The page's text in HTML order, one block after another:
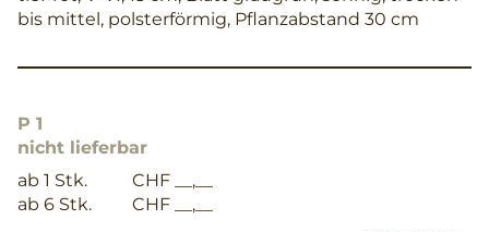
bis mittel, polsterförmig, Pflanzabstand 30 cm
P 1
nicht lieferbar
ab 1 Stk.
CHF __,__
ab 6 Stk.
CHF __,__